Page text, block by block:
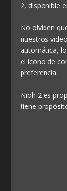
2, disponible
No olviden
nuestros
automática,
el icono de
preferencia.
Nioh 2 es
tiene